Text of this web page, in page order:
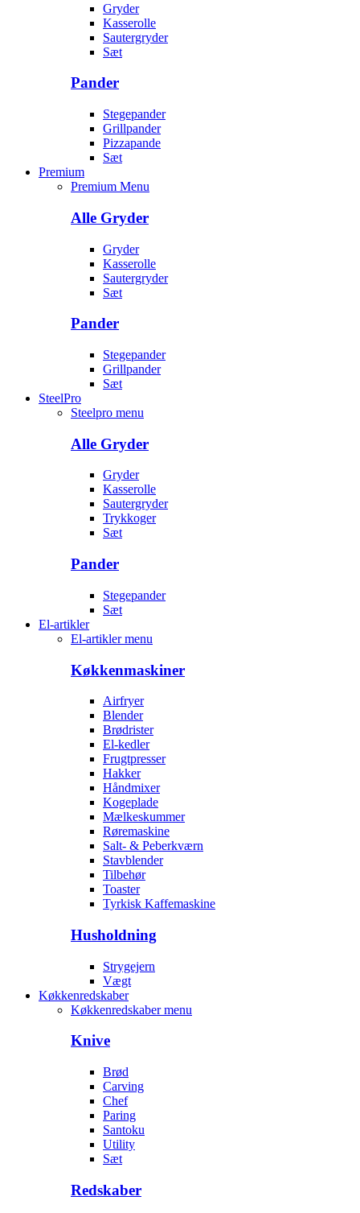
Gryder
Kasserolle
Sautergryder
Sæt
Pander
Stegepander
Grillpander
Pizzapande
Sæt
Premium
Premium Menu
Alle Gryder
Gryder
Kasserolle
Sautergryder
Sæt
Pander
Stegepander
Grillpander
Sæt
SteelPro
Steelpro menu
Alle Gryder
Gryder
Kasserolle
Sautergryder
Trykkoger
Sæt
Pander
Stegepander
Sæt
El-artikler
El-artikler menu
Køkkenmaskiner
Airfryer
Blender
Brødrister
El-kedler
Frugtpresser
Hakker
Håndmixer
Kogeplade
Mælkeskummer
Røremaskine
Salt- & Peberkværn
Stavblender
Tilbehør
Toaster
Tyrkisk Kaffemaskine
Husholdning
Strygejern
Vægt
Køkkenredskaber
Køkkenredskaber menu
Knive
Brød
Carving
Chef
Paring
Santoku
Utility
Sæt
Redskaber